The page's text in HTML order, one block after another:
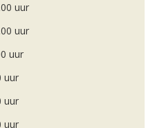
uur
uur
uur
uur
uur
uur